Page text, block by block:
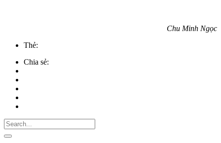
Chu Minh Ngọc
Thẻ:
Chia sẻ: